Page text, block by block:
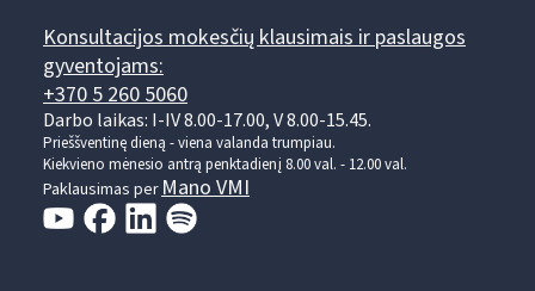
Konsultacijos mokesčių klausimais ir paslaugos
gyventojams:
+370 5 260 5060
Darbo laikas: I-IV 8.00-17.00, V 8.00-15.45.
Prieššventinę dieną - viena valanda trumpiau.
Kiekvieno mėnesio antrą penktadienį 8.00 val. - 12.00 val.
Paklausimas perMano VMI